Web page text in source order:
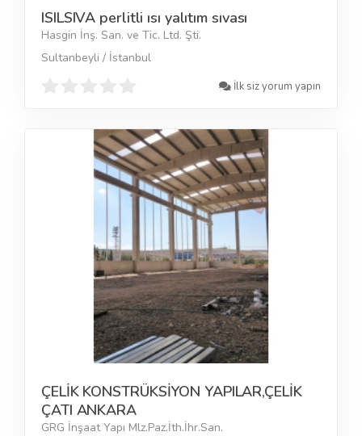
ISILSIVA perlitli ısı yalıtım sıvası
Hasgin İnş. San. ve Tic. Ltd. Şti.
Sultanbeyli / İstanbul
İlk siz yorum yapın
ÇELİK KONSTRÜKSİYON YAPILAR,ÇELİK
ÇATI ANKARA
GRG İnşaat Yapı Mlz.Paz.İth.İhr.San.